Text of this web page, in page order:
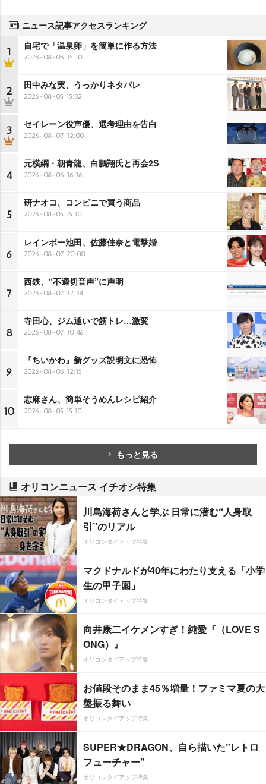
ニュース記事アクセスランキング
1 自宅で「温泉卵」を簡単に作る方法
2026-08-06 15:10
2 田中みな実、うっかりネタバレ
2026-08-05 15:32
3 セイレーン役声優、選考理由を告白
2026-08-07 12:00
4
元横綱・朝青龍、白鵬翔氏と再会2S
2026-08-06 16:16
5
研ナオコ、コンビニで買う商品
2026-08-05 15:10
6
レインボー池田、佐藤佳奈と電撃婚
2026-08-07 20:00
7
西鉄、“不適切音声”に声明
2026-08-07 12:34
8
寺田心、ジム通いで筋トレ…激変
2026-08-07 10:46
9
『ちいかわ』新グッズ説明文に恐怖
2026-08-06 12:15
10
志麻さん、簡単そうめんレシピ紹介
2026-08-05 15:10
もっと見る
オリコンニュース イチオシ特集
川島海荷さんと学ぶ 日常に潜む“人身取
引”のリアル
オリコンタイアップ特集
マクドナルドが40年にわたり支える「小学
生の甲子園」
オリコンタイアップ特集
向井康二イケメンすぎ！純愛『（LOVE S
ONG）』
オリコンタイアップ特集
お値段そのまま45％増量！ファミマ夏の大
盤振る舞い
オリコンタイアップ特集
SUPER★DRAGON、自ら描いた”レトロ
フューチャー”
オリコンタイアップ特集